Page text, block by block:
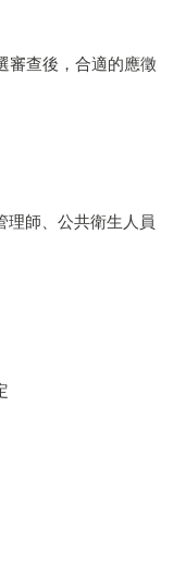
審查後，合適的應徵
理師、公共衛生人員